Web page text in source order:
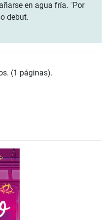
en agua fría. "Por
debut.
(1 páginas).